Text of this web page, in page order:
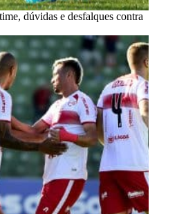
dúvidas e desfalques contra